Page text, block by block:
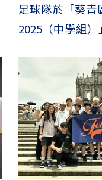
足球隊於「葵青
2025（中學組